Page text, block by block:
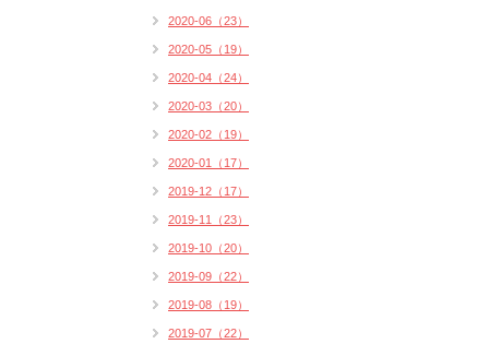
2020-06（23）
2020-05（19）
2020-04（24）
2020-03（20）
2020-02（19）
2020-01（17）
2019-12（17）
2019-11（23）
2019-10（20）
2019-09（22）
2019-08（19）
2019-07（22）